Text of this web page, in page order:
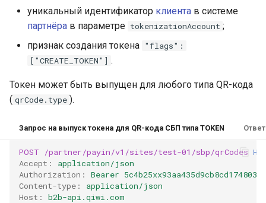
уникальный идентификатор клиента в системе
партнёра в параметре tokenizationAccount ;
признак создания токена "flags":
["CREATE_TOKEN"] .
Токен может быть выпущен для любого типа QR-кода
( qrCode.type ).
Запрос на выпуск токена для QR-кода СБП типа TOKEN
POST /partner/payin/v1/sites/test-01/sbp/qrCodes
Accept :
application/json
Authorization :
Bearer
Content-type :
application/json
Host : b2b-api.qiwi.com